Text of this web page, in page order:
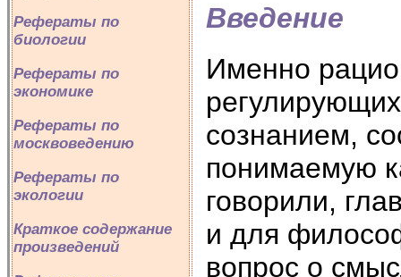
Рефераты по
биологии
Рефераты по
экономике
Рефераты по
москвоведению
Рефераты по
экологии
Краткое содержание
произведений
Введение
Именно
сознанием,
понимаемую
говорили,
и для
вопрос о